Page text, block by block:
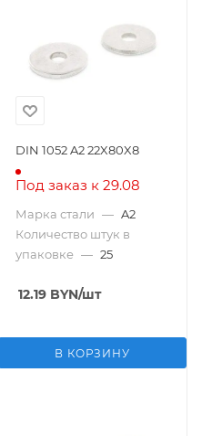
DIN 1052 A2 22X80X8
Под заказ к 29.08
Марка стали — A2
Количество штук в
упаковке — 25
12.19 BYN/шт
В КОРЗИНУ